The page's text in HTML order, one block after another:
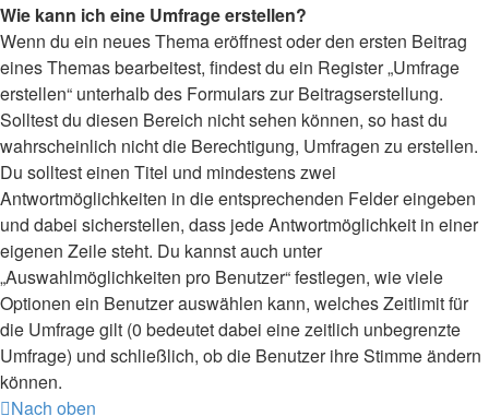
Wie kann ich eine Umfrage erstellen?
Wenn du ein neues Thema eröffnest oder den ersten Beitrag
eines Themas bearbeitest, findest du ein Register „Umfrage
erstellen“ unterhalb des Formulars zur Beitragserstellung.
Solltest du diesen Bereich nicht sehen können, so hast du
wahrscheinlich nicht die Berechtigung, Umfragen zu erstellen.
Du solltest einen Titel und mindestens zwei
Antwortmöglichkeiten in die entsprechenden Felder eingeben
und dabei sicherstellen, dass jede Antwortmöglichkeit in einer
eigenen Zeile steht. Du kannst auch unter
„Auswahlmöglichkeiten pro Benutzer“ festlegen, wie viele
Optionen ein Benutzer auswählen kann, welches Zeitlimit für
die Umfrage gilt (0 bedeutet dabei eine zeitlich unbegrenzte
Umfrage) und schließlich, ob die Benutzer ihre Stimme ändern
können.
Nach oben